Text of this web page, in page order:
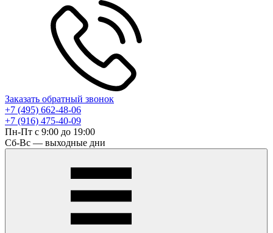
Заказать обратный звонок
+7 (495) 662-48-06
+7 (916) 475-40-09
Пн-Пт с 9:00 до 19:00
Сб-Вс — выходные дни